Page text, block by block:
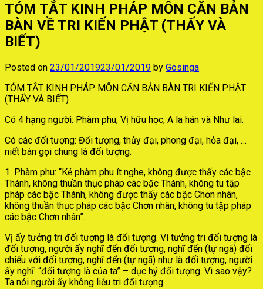
TÓM TẮT KINH PHÁP MÔN CĂN BẢN
BÀN VỀ TRI KIẾN PHẬT (THẤY VÀ
BIẾT)
Posted on 23/01/201923/01/2019 by Gosinga
TÓM TẮT KINH PHÁP MÔN CĂN BẢN BÀN TRI KIẾN PHẬT
(THẤY VÀ BIẾT)
Có 4 hạng người: Phàm phu, Vị hữu học, A la hán và Như lai.
Có các đối tượng: Đối tượng, thủy đại, phong đại, hỏa đại, …
niết bàn gọi chung là đối tượng.
1. Phàm phu: “Kẻ phàm phu ít nghe, không được thấy các bậc
Thánh, không thuần thục pháp các bậc Thánh, không tu tập
pháp các bậc Thánh, không được thấy các bậc Chơn nhân,
không thuần thục pháp các bậc Chơn nhân, không tu tập pháp
các bậc Chơn nhân”.
Vị ấy tưởng tri đối tượng là đối tượng. Vì tưởng tri đối tượng là
đối tượng, người ấy nghĩ đến đối tượng, nghĩ đến (tự ngã) đối
chiếu với đối tượng, nghĩ đến (tự ngã) như là đối tượng, người
ấy nghĩ: “đối tượng là của ta” – dục hỷ đối tượng. Vì sao vậy?
Ta nói người ấy không liễu tri đối tượng.